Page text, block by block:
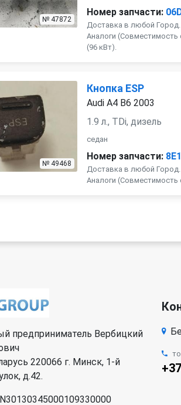
№ 47872
Номер запчасти:
Доставка в любой Город.
Аналоги (Совместимость
(96 кВт).
№ 49468
Кнопка ESP
Audi A4 B6 2003
1.9 л., TDi, дизель
седан
Номер запчасти:
Доставка в любой Город.
Аналоги (Совместимость
предприниматель Вербицкий
220066 г. Минск, 1-й
д.42.